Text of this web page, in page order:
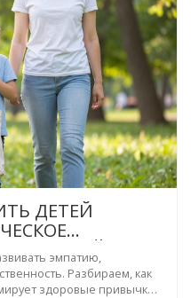
ДЕТЕЙ
эмпатию,
Разбираем, как
здоровые привычки